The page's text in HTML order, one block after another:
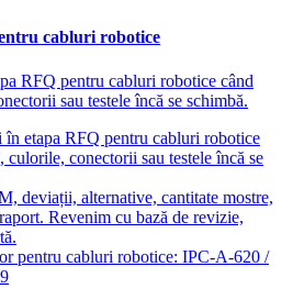
cabluri robotice
RFQ pentru cabluri robotice când
sau testele încă se schimbă.
etapa RFQ pentru cabluri robotice
culorile, conectorii sau testele încă se
deviații, alternative, cantitate mostre,
Revenim cu bază de revizie,
pentru cabluri robotice: IPC-A-620 /